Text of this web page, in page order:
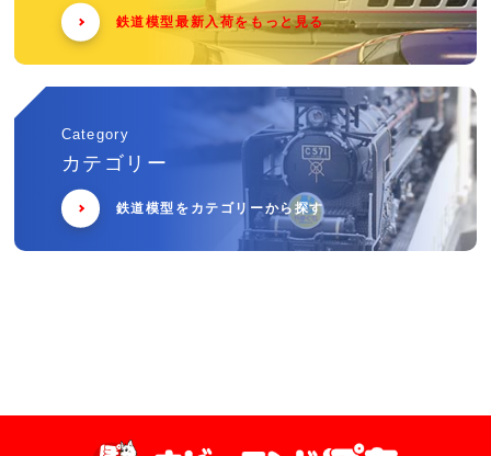
鉄道模型最新入荷をもっと見る
Category
カテゴリー
鉄道模型をカテゴリーから探す